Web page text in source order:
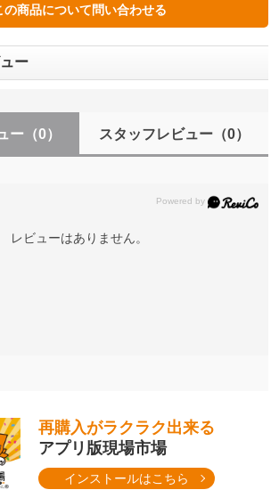
ー
ー （0） スタッフレビュー（0）
レビューはありません。
再購入がラクラク出来る
アプリ版現場市場
インストールはこちら